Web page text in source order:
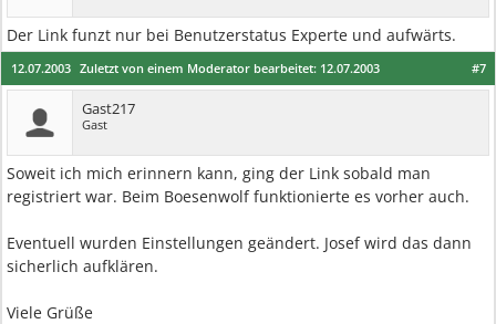
Der Link funzt nur bei Benutzerstatus Experte und aufwärts.
#7
12.07.2003 Zuletzt von einem Moderator bearbeitet: 12.07.2003
Gast217
Gast
Soweit ich mich erinnern kann, ging der Link sobald man
registriert war. Beim Boesenwolf funktionierte es vorher auch.
Eventuell wurden Einstellungen geändert. Josef wird das dann
sicherlich aufklären.
Viele Grüße